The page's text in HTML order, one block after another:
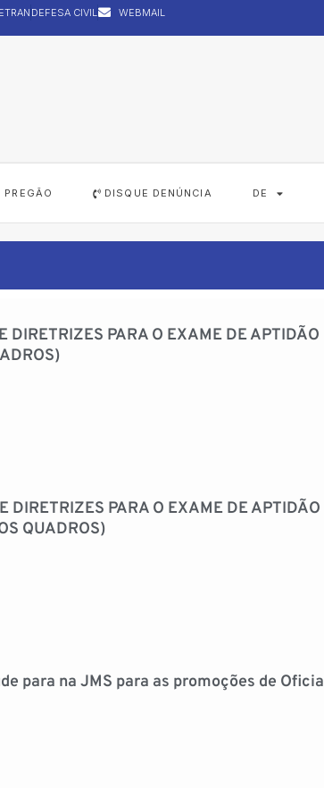
DEFESA CIVIL WEBMAIL
PREGÃO DISQUE DENÚNCIA DE
PARA O EXAME DE APTIDÃO
PARA O EXAME DE APTIDÃO
QUADROS)
para na JMS para as promoções de